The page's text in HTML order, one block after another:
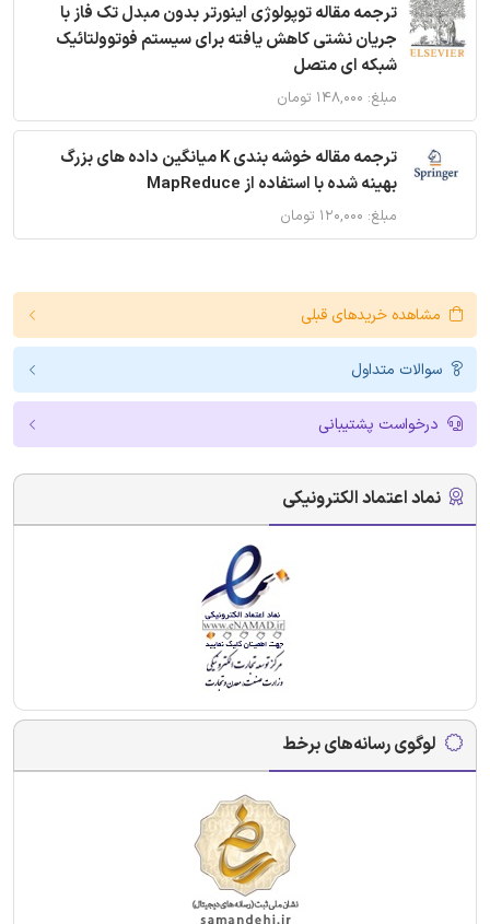
ترجمه مقاله توپولوژی اینورتر بدون مبدل تک فاز با
جریان نشتی کاهش یافته برای سیستم فوتوولتائیک
شبکه ای متصل
مبلغ: ۱۴۸,۰۰۰ تومان
ترجمه مقاله خوشه بندی K میانگین داده های بزرگ
بهینه شده با استفاده از MapReduce
مبلغ: ۱۲۰,۰۰۰ تومان
مشاهده خریدهای قبلی
سوالات متداول
درخواست پشتیبانی
نماد اعتماد الکترونیکی
لوگوی رسانه‌های برخط